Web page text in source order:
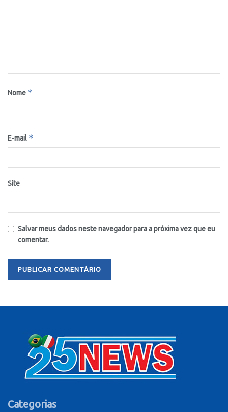
Nome *
E-mail *
Site
Salvar meus dados neste navegador para a próxima vez que eu
comentar.
Categorias